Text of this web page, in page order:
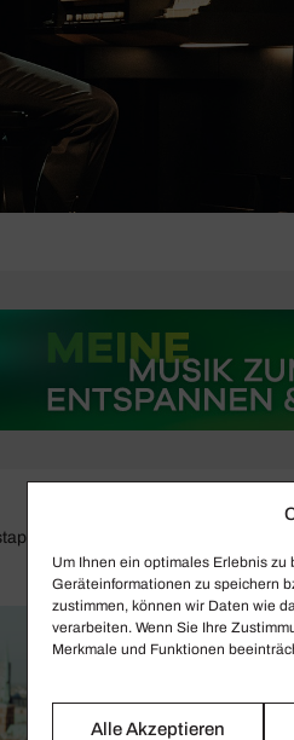
Um Ihnen ein optimales Erlebnis
Geräteinformationen zu speichern
zustimmen, können wir Daten wie
verarbeiten. Wenn Sie Ihre
Merkmale und Funktionen
Alle Akzeptieren
Anskens